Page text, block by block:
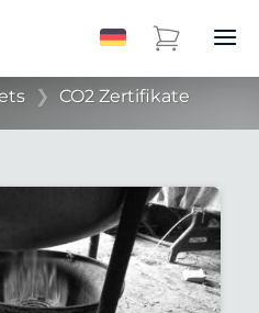
❯ CO2 Zertifikate